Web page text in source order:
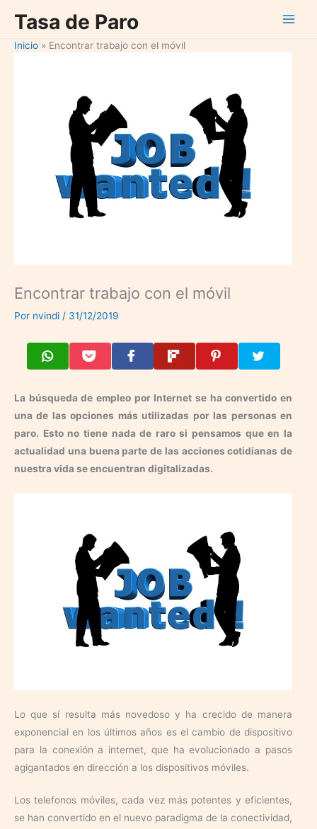
contenido
Tasa de Paro
Inicio Encontrar trabajo con el móvil
Encontrar trabajo con el móvil
Por nvindi / 31/12/2019
La búsqueda de empleo por Internet se ha convertido en
una de las opciones más utilizadas por las personas en
paro. Esto no tiene nada de raro si pensamos que en la
actualidad una buena parte de las acciones cotidianas de
nuestra vida se encuentran digitalizadas.
Lo que sí resulta más novedoso y ha crecido de manera
exponencial en los últimos años es el cambio de dispositivo
para la conexión a internet, que ha evolucionado a pasos
agigantados en dirección a los dispositivos móviles.
Los telefonos móviles, cada vez más potentes y eficientes,
se han convertido en el nuevo paradigma de la conectividad,